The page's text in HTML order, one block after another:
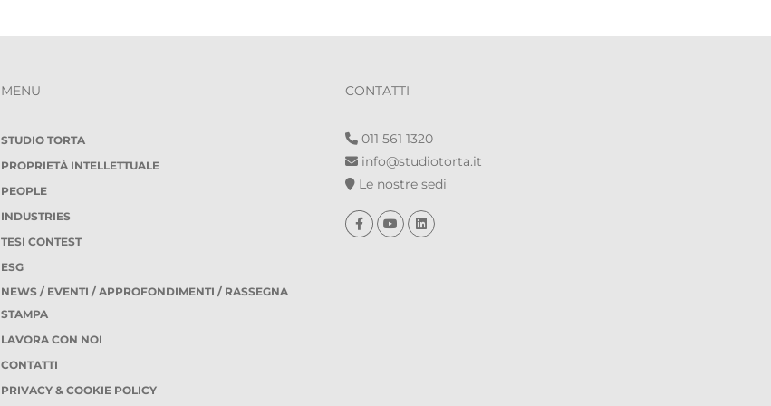
MENU
STUDIO TORTA
PROPRIETÀ INTELLETTUALE
PEOPLE
INDUSTRIES
TESI CONTEST
ESG
NEWS / EVENTI / APPROFONDIMENTI / RASSEGNA
STAMPA
LAVORA CON NOI
CONTATTI
PRIVACY & COOKIE POLICY
CONTATTI
011 561 1320
info@studiotorta.it
Le nostre sedi